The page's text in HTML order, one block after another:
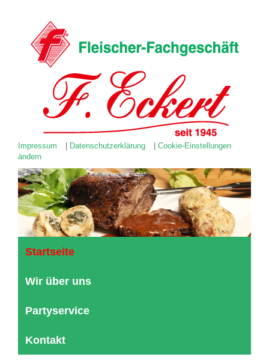
Impressum Datenschutzerklärung
Cookie-Einstellungen
ändern
Startseite
Wir über uns
Partyservice
Kontakt